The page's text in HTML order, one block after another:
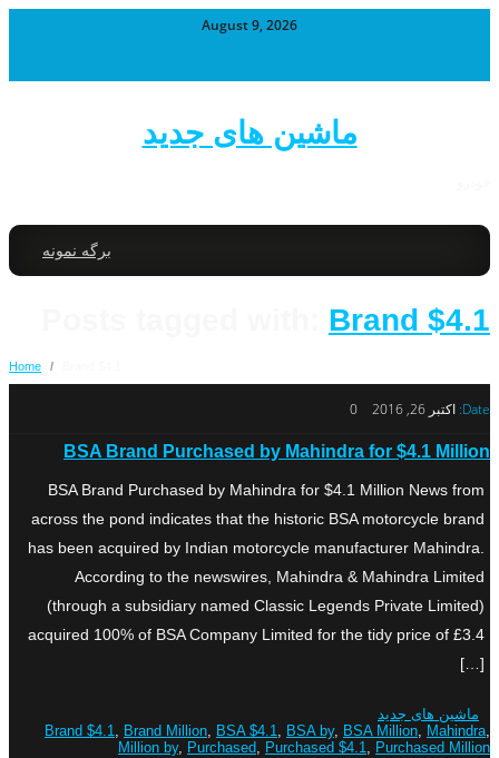
August 9, 2026
ماشین های جدید
برگه نمونه
Brand $4.1
Home /
Date: اکتبر 26, 2016 0
BSA Brand Purchased by Mahindra for $4.1 Million
BSA Brand Purchased by Mahindra for $4.1 Million News from
across the pond indicates that the historic BSA motorcycle brand
has been acquired by Indian motorcycle manufacturer Mahindra.
According to the newswires, Mahindra & Mahindra Limited
(through a subsidiary named Classic Legends Private Limited)
acquired 100% of BSA Company Limited for the tidy price of £3.4
[…]
ماشین های جدید
Brand $4.1, Brand Million, BSA $4.1, BSA by, BSA Million, Mahindra,
Million by, Purchased, Purchased $4.1, Purchased Million